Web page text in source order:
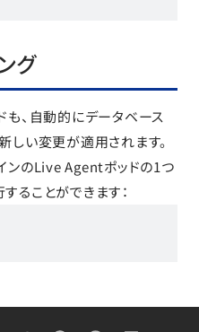
グ
も、自動的にデータベース
しい変更が適用されます。
ンのLive Agentポッドの1つ
ることができます：